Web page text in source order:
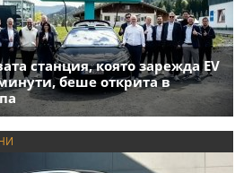
станция, която зарежда EV
беше открита в